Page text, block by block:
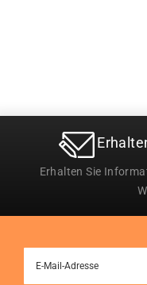
Erhalten Sie